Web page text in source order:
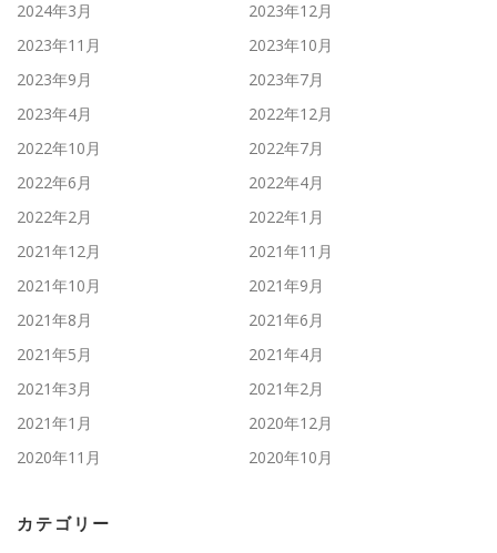
2024年3月
2023年12月
2023年11月
2023年10月
2023年9月
2023年7月
2023年4月
2022年12月
2022年10月
2022年7月
2022年6月
2022年4月
2022年2月
2022年1月
2021年12月
2021年11月
2021年10月
2021年9月
2021年8月
2021年6月
2021年5月
2021年4月
2021年3月
2021年2月
2021年1月
2020年12月
2020年11月
2020年10月
カテゴリー